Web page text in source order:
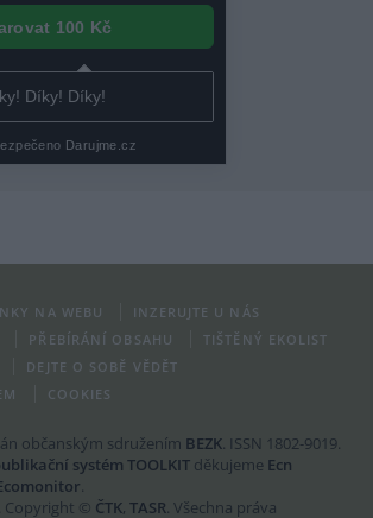
NA WEBU
INZERUJTE U NÁS
PŘEBÍRÁNÍ OBSAHU
TIŠTĚNÝ EKOLIST
DEJTE O SOBĚ VĚDĚT
COOKIES
občanským sdružením BEZK. ISSN 1802-9019.
systém TOOLKIT děkujeme Ecn
.
. Copyright © ČTK, TASR. Všechna práva